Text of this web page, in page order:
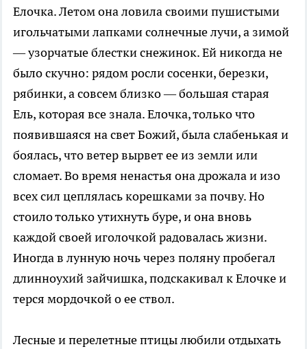
Елочка. Летом она ловила своими пушистыми
игольчатыми лапками солнечные лучи, а зимой
— узорчатые блестки снежинок. Ей никогда не
было скучно: рядом росли сосенки, березки,
рябинки, а совсем близко — большая старая
Ель, которая все знала. Елочка, только что
появившаяся на свет Божий, была слабенькая и
боялась, что ветер вырвет ее из земли или
сломает. Во время ненастья она дрожала и изо
всех сил цеплялась корешками за почву. Но
стоило только утихнуть буре, и она вновь
каждой своей иголочкой радовалась жизни.
Иногда в лунную ночь через поляну пробегал
длинноухий зайчишка, подскакивал к Елочке и
терся мордочкой о ее ствол.
Лесные и перелетные птицы любили отдыхать